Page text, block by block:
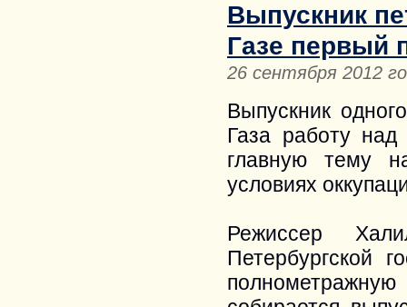
Выпускник
Газе первый
26 сентября 2012
Выпускник
Газа работу
главную тему
условиях
Режиссер
Петербургской